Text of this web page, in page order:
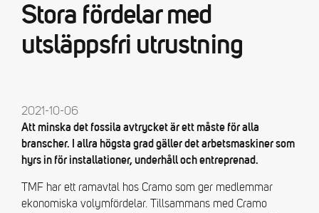
Stora fördelar med
utsläppsfri utrustning
2021-10-06
Att minska det fossila avtrycket är ett måste för alla
branscher. I allra högsta grad gäller det arbetsmaskiner som
hyrs in för installationer, underhåll och entreprenad.
TMF har ett ramavtal hos Cramo som ger medlemmar
ekonomiska volymfördelar. Tillsammans med Cramo